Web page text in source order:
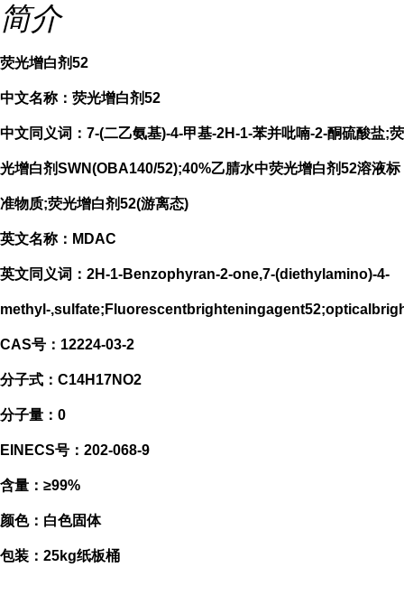
简介
荧光增白剂52
中文名称：荧光增白剂52
中文同义词：7-(二乙氨基)-4-甲基-2H-1-苯并吡喃-2-酮硫酸盐;荧
光增白剂SWN(OBA140/52);40%乙腈水中荧光增白剂52溶液标
准物质;荧光增白剂52(游离态)
英文名称：MDAC
英文同义词：2H-1-Benzophyran-2-one,7-(diethylamino)-4-
methyl-
CAS号：12224-03-2
分子式：C14H17NO2
分子量：0
EINECS号：202-068-9
含量：≥99%
颜色：白色固体
包装：25kg纸板桶